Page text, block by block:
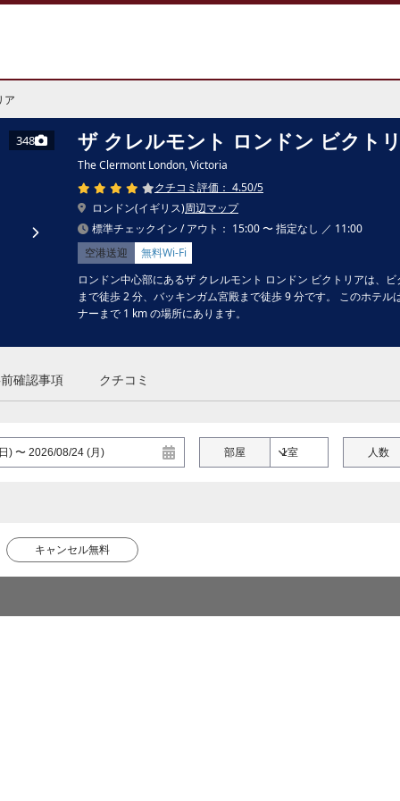
ア
348 ザ クレルモント ロンドン ビクト
The Clermont London, Victoria
クチコミ評価： 4.50/5
ロンドン(イギリス)周辺マップ
標準チェックイン / アウト： 15:00 〜 指定なし ／ 11:00
空港送迎
無料Wi-Fi
ロンドン中心部にあるザ クレルモント ロンドン ビクトリアは、
まで徒歩 2 分、バッキンガム宮殿まで徒歩 9 分です。 このホテ
ナーまで 1 km の場所にあります。
確認事項 クチコミ
部屋 人数
キャンセル無料